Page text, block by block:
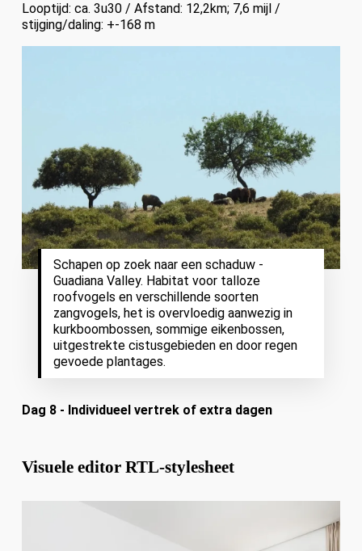
Looptijd: ca. 3u30 / Afstand: 12,2km; 7,6 mijl /
stijging/daling: +-168 m
Schapen op zoek naar een schaduw -
Guadiana Valley. Habitat voor talloze
roofvogels en verschillende soorten
zangvogels, het is overvloedig aanwezig in
kurkboombossen, sommige eikenbossen,
uitgestrekte cistusgebieden en door regen
gevoede plantages.
Dag 8 - Individueel vertrek of extra dagen
Visuele editor RTL-stylesheet